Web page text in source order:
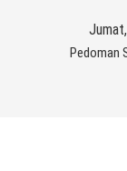
Pedoman